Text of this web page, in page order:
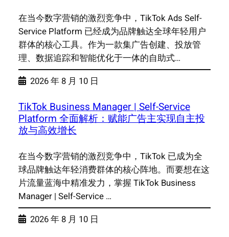
在当今数字营销的激烈竞争中，TikTok Ads Self-
Service Platform 已经成为品牌触达全球年轻用户
群体的核心工具。作为一款集广告创建、投放管
理、数据追踪和智能优化于一体的自助式…
2026 年 8 月 10 日
TikTok Business Manager | Self-Service
Platform 全面解析：赋能广告主实现自主投
放与高效增长
在当今数字营销的激烈竞争中，TikTok 已成为全
球品牌触达年轻消费群体的核心阵地。而要想在这
片流量蓝海中精准发力，掌握 TikTok Business
Manager | Self-Service …
2026 年 8 月 10 日